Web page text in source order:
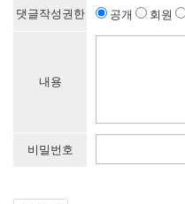
댓글작성권한 공개 회원
내용
비밀번호